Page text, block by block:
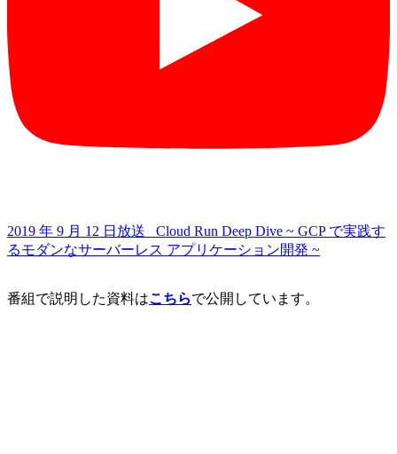
2019 年 9 月 12 日放送 Cloud Run Deep Dive ~ GCP で実践す
るモダンなサーバーレス アプリケーション開発 ~
番組で説明した資料はこちらで公開しています。